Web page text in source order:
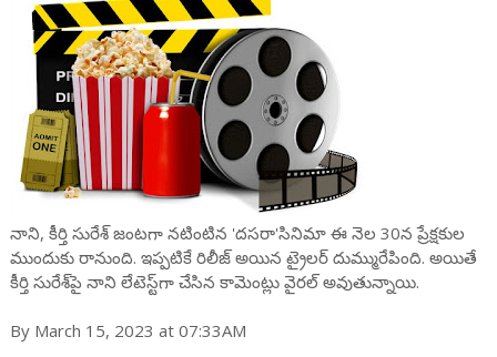
నాని, కీర్తి సురేశ్ జంటగా నటింటిన 'దసరా'సినిమా ఈ నెల 30న ప్రేక్షకుల
ముందుకు రానుంది. ఇప్పటికే రిలీజ్ అయిన ట్రైలర్ దుమ్మురేపింది. అయితే
కీర్తి సురేశ్‌పై నాని లేటెస్ట్‌గా చేసిన కామెంట్లు వైరల్ అవుతున్నాయి.
By March 15, 2023 at 07:33AM